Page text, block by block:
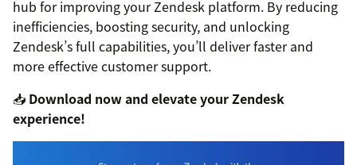
hub for improving your Zendesk platform. By reducing
inefficiencies, boosting security, and unlocking
Zendesk’s full capabilities, you’ll deliver faster and
more effective customer support.
📥 Download now and elevate your Zendesk
experience!